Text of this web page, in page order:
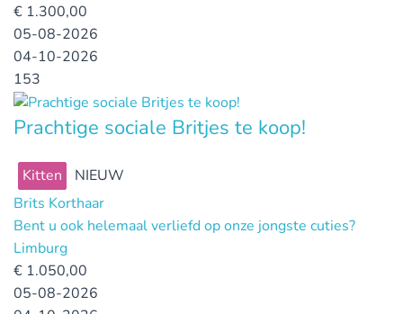
€ 1.300,00
05-08-2026
04-10-2026
153
Prachtige sociale Britjes te koop!
Kitten
NIEUW
Brits Korthaar
Bent u ook helemaal verliefd op onze jongste cuties?
Limburg
€ 1.050,00
05-08-2026